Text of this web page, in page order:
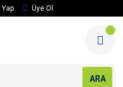
Yap Üye Ol
ARA